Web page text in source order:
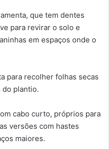
que tem dentes
para revirar o solo e
em espaços onde o
para recolher folhas secas
do plantio.
cabo curto, próprios para
versões com hastes
maiores.